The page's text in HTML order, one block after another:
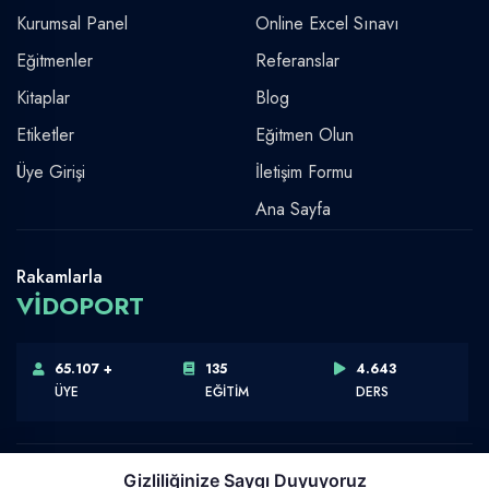
Kurumsal Panel
Eğitmenler
Kitaplar
Etiketler
Üye Girişi
Online Excel Sınavı
Referanslar
Blog
Eğitmen Olun
İletişim Formu
Ana Sayfa
Rakamlarla
VİDOPORT
65.107 +
ÜYE
135
EĞİTİM
4.643
DERS
Gizliliğinize Saygı Duyuyoruz